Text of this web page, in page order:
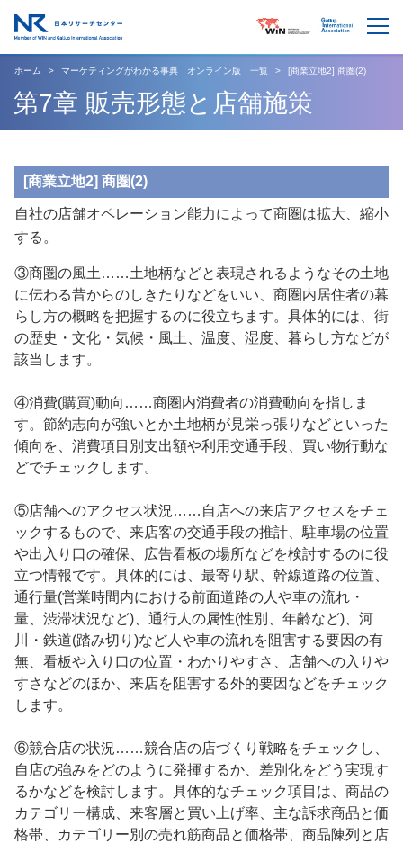
ホーム マーケティングがわかる事典 オンライン版 一覧 [商業立地2] 商圏(2)
第7章 販売形態と店舗施策
[商業立地2] 商圏(2)
自社の店舗オペレーション能力によって商圏は拡大、縮小
する。
③商圏の風土……土地柄などと表現されるようなその土地
に伝わる昔からのしきたりなどをいい、商圏内居住者の暮
らし方の概略を把握するのに役立ちます。具体的には、街
の歴史・文化・気候・風土、温度、湿度、暮らし方などが
該当します。
④消費(購買)動向……商圏内消費者の消費動向を指しま
す。節約志向が強いとか土地柄が見栄っ張りなどといった
傾向を、消費項目別支出額や利用交通手段、買い物行動な
どでチェックします。
⑤店舗へのアクセス状況……自店への来店アクセスをチェ
ックするもので、来店客の交通手段の推計、駐車場の位置
や出入り口の確保、広告看板の場所などを検討するのに役
立つ情報です。具体的には、最寄り駅、幹線道路の位置、
通行量(営業時間内における前面道路の人や車の流れ・
量、渋滞状況など)、通行人の属性(性別、年齢など)、河
川・鉄道(踏み切り)など人や車の流れを阻害する要因の有
無、看板や入り口の位置・わかりやすさ、店舗への入りや
すさなどのほか、来店を阻害する外的要因などをチェック
します。
⑥競合店の状況……競合店の店づくり戦略をチェックし、
自店の強みをどのように発揮するか、差別化をどう実現す
るかなどを検討します。具体的なチェック項目は、商品の
カテゴリー構成、来客層と買い上げ率、主な訴求商品と価
格帯、カテゴリー別の売れ筋商品と価格帯、商品陳列と店